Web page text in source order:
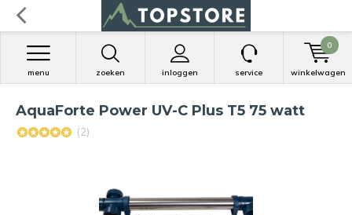
zoeken inloggen
menu service winkelwagen
0
AquaForte Power UV-C Plus T5 75 watt
(2)